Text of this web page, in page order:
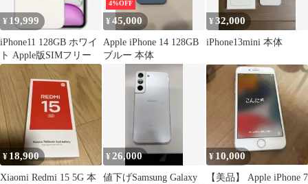
¥ 19,999
iPhone11 128GB ホワイ
ト Apple版SIMフリー
4%OFF
¥45,000
Apple iPhone 14 128GB
ブルー 本体
¥32,000
iPhone13mini 本体
¥ 18,900
Xiaomi Redmi 15 5G 本
¥ 26,000
値下げSamsung Galaxy
¥ 10,000
【美品】 Apple iPhone 7